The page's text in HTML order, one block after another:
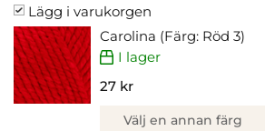
Lägg i varukorgen
Carolina (Färg: Röd 3)
I lager
27 kr
Välj en annan färg